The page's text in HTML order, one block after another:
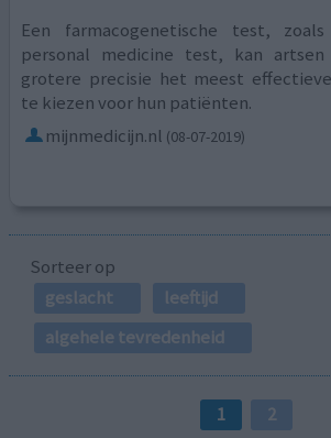
Een farmacogenetische test,
personal medicine test, kan
grotere precisie het meest
te kiezen voor hun patiënten.
mijnmedicijn.nl (08-07-2019)
Sorteer op
geslacht
leeftijd
algehele tevredenheid
1 2